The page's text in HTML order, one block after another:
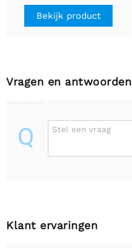
Bekijk product
Vragen en antwoorden
Q Stel een vraag
Klant ervaringen